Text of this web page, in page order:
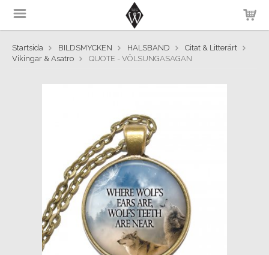
Startsida BILDSMYCKEN HALSBAND
Citat & Litterärt
Vikingar & Asatro
QUOTE - VÖLSUNGASAGAN